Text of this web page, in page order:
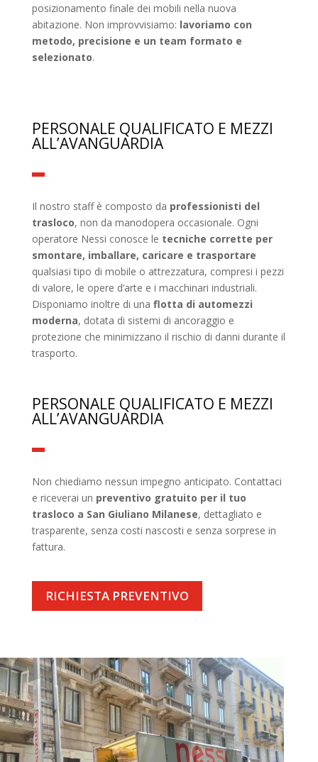
posizionamento finale dei mobili nella nuova
abitazione. Non improvvisiamo: lavoriamo con
metodo, precisione e un team formato e
selezionato.
PERSONALE QUALIFICATO E MEZZI
ALL’AVANGUARDIA
Il nostro staff è composto da professionisti del
trasloco, non da manodopera occasionale. Ogni
operatore Nessi conosce le tecniche corrette per
smontare, imballare, caricare e trasportare
qualsiasi tipo di mobile o attrezzatura, compresi i pezzi
di valore, le opere d’arte e i macchinari industriali.
Disponiamo inoltre di una flotta di automezzi
moderna, dotata di sistemi di ancoraggio e
protezione che minimizzano il rischio di danni durante il
trasporto.
PERSONALE QUALIFICATO E MEZZI
ALL’AVANGUARDIA
Non chiediamo nessun impegno anticipato. Contattaci
e riceverai un preventivo gratuito per il tuo
trasloco a San Giuliano Milanese, dettagliato e
trasparente, senza costi nascosti e senza sorprese in
fattura.
RICHIESTA PREVENTIVO